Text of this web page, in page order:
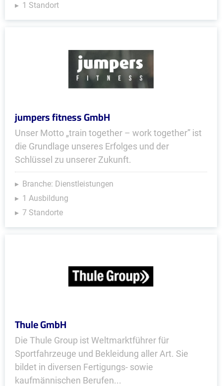
1 Standort
jumpers fitness GmbH
Unser Motto „train together – work together” ist
die Grundlage unseres Erfolges und der
Schlüssel zu unserer Zukunft.
Branche: Dienstleistungen
1 Ausbildung
7 Standorte
Thule GmbH
Die Thule Group ist Weltmarktführer für
Sportfahrzeuge und Bekleidung aller Art. Sie
bildet in diversen Fertigungs- sowie
kaufmännischen Berufen...